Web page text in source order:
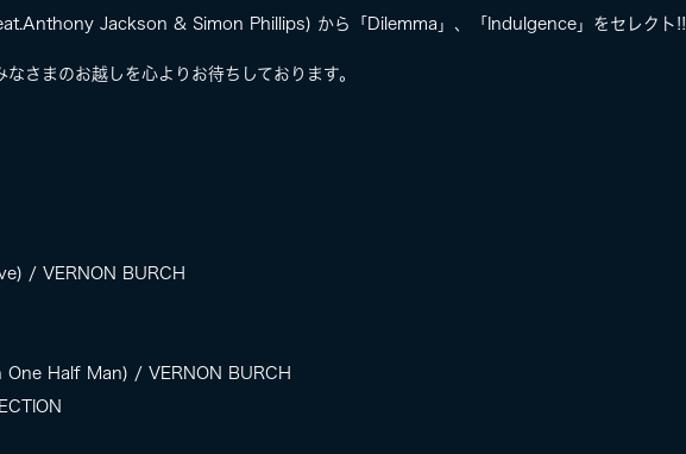
Jackson & Simon Phillips) から「Dilemma」、「Indulgence」をセレクト!!
さまのお越しを心よりお待ちしております。
/ VERNON BURCH
Half Man) / VERNON BURCH